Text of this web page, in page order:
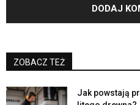
ZOBACZ TEŻ
Jak powstają